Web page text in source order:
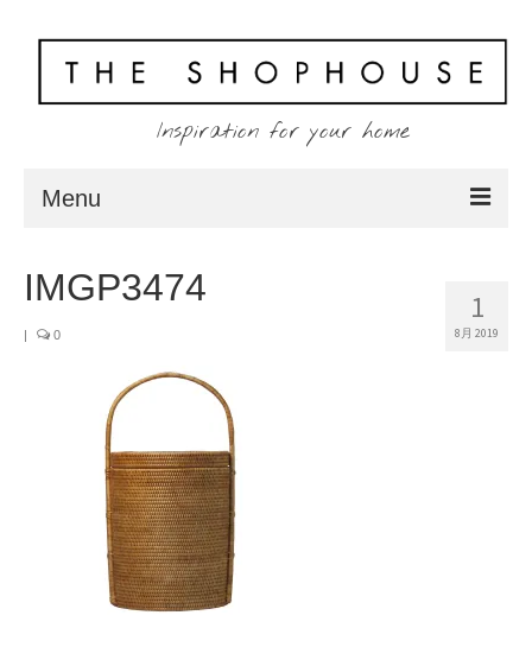
Inspiration for your home
Menu
Shopping
Contact
1
8月 2019
IMGP3474
| 0